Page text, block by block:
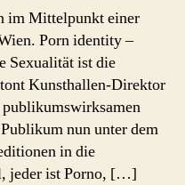
Identität
porn
identity
im Mittelpunkt einer
Porn identity –
Sexualität ist die
Kunsthallen-Direktor
nun unter dem
in die
jeder ist Porno, […]